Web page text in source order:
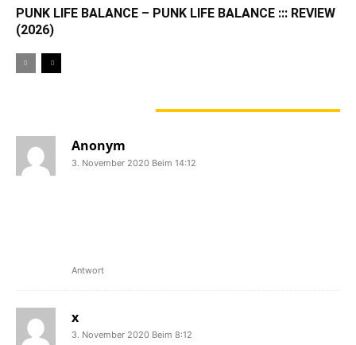
PUNK LIFE BALANCE – PUNK LIFE BALANCE ::: REVIEW
(2026)
Anonym
3. November 2020 Beim 14:12
Antwort
x
3. November 2020 Beim 8:12